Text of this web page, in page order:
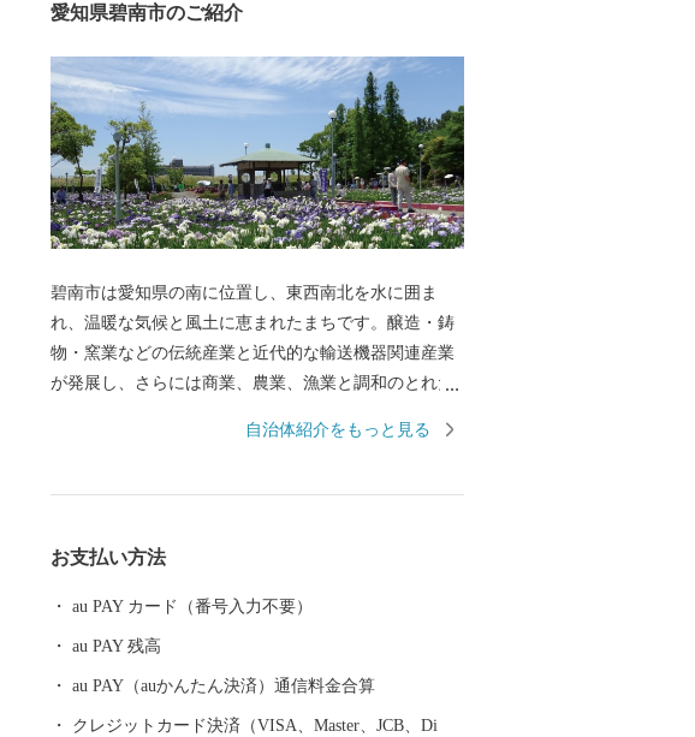
愛知県碧南市のご紹介
碧南市は愛知県の南に位置し、東西南北を水に囲ま
れ、温暖な気候と風土に恵まれたまちです。醸造・鋳
物・窯業などの伝統産業と近代的な輸送機器関連産業
が発展し、さらには商業、農業、漁業と調和のとれた
まち」として栄え「日本最古の味淋」「白しょうゆ発
してご用意し、全国の皆さんに碧南市の魅力をお届け
しています。 ふるさと納税でいただいたご縁を大切
ます。
自治体紹介をもっと見る
お支払い方法
au PAY カード（番号入力不要）
au PAY 残高
au PAY（auかんたん決済）通信料金合算
クレジットカード決済（VISA、Master、JCB、Di